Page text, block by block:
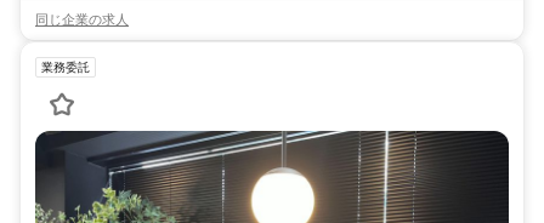
同じ企業の求人
業務委託